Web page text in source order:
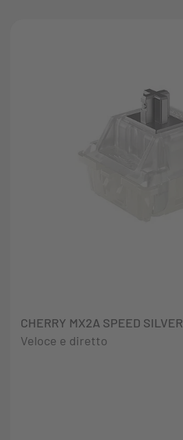
CHERRY MX2A SPEED SILVER
Veloce e diretto